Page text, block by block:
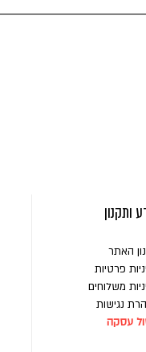
ותקנון
האתר
פרטיות
משלוחים
נגישות
עסקה